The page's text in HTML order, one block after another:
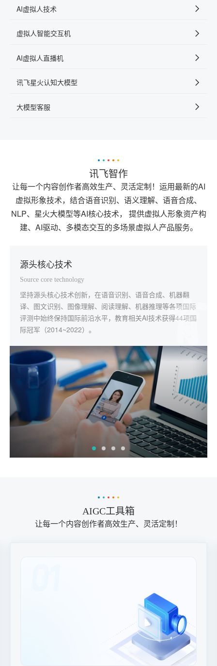
AI虚拟人技术
虚拟人智能交互机
AI虚拟人直播机
讯飞星火认知大模型
大模型客服
讯飞智作
让每一个内容创作者高效生产、灵活定制！运用最新的AI
虚拟形象技术，结合语音识别、语义理解、语音合成、
NLP、星火大模型等AI核心技术， 提供虚拟人形象资产构
建、AI驱动、多模态交互的多场景虚拟人产品服务。
源头核心技术
Source core technology
坚持源头核心技术创新，在语音识别、语音合成、机器翻
译、图文识别、图像理解、阅读理解、机器推理等各项国际
评测中始终保持国际前沿水平，教育相关AI技术获得44项国
际冠军（2014~2022）。
一体化解决方案
Integrated solution
应用覆盖学校教学、教师发展、智慧考试、素质教育、自主
学习等教育主阵地，构建了从国家、省、市、县（区）到学
校、家庭的智慧教育全场景产品及服务体系。
规模化深度应用
Scale and deep application
已在全国32个省级行政区应用，与5万余所学校深度合作。
区域"因材施教"解决方案落地郑州市金水区、武汉市经开
区、青岛市西海岸新区、芜湖市弋江区等50多个市、区
（县）。
本地化个性服务
Localize serve
全国范围内，科大讯飞教育服务支持团队实现了92%以上的
本地化覆盖。用快速、实时、专业的线上线下服务打通项目
交付，深化应用的"最后一公里"。
AIGC工具箱
让每一个内容创作者高效生产、灵活定制！